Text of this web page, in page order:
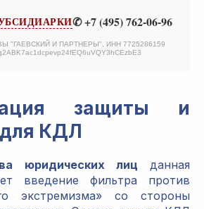
✆ +7 (495) 762-06-96
"ГАЕВСКИЙ И ПАРТНЕРЫ", ИНН 7725286159
защиты и
КДЛ
юридических лиц данная
введение фильтра против
экстремизма» со стороны